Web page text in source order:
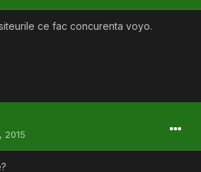
ce fac concurenta voyo.
2015